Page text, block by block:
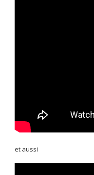
et aussi